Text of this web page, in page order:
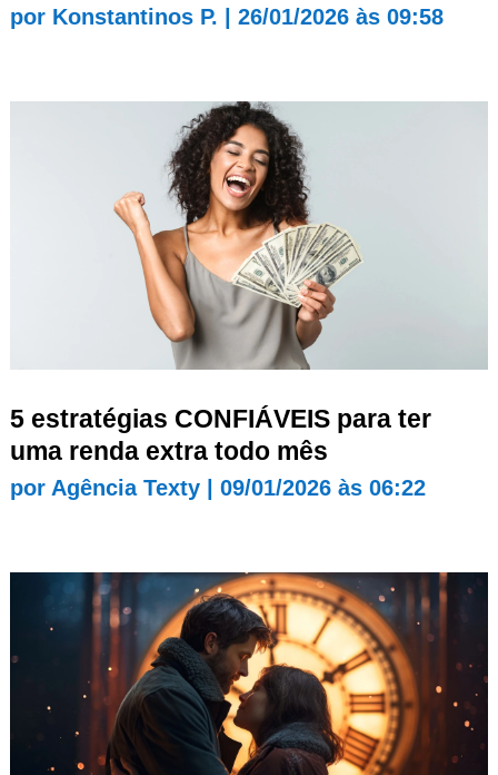
por Konstantinos P. | 26/01/2026 às 09:58
5 estratégias CONFIÁVEIS para ter
uma renda extra todo mês
por Agência Texty| 09/01/2026 às 06:22